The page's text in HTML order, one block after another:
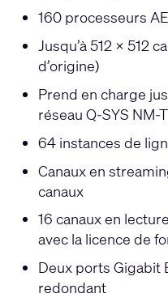
160 processeurs
Jusqu’à 512 x 512
d’origine)
Prend en charge
réseau Q-SYS NM-
64 instances de
Canaux en
canaux
16 canaux en
avec la licence de
Deux ports Gigabit
redondant